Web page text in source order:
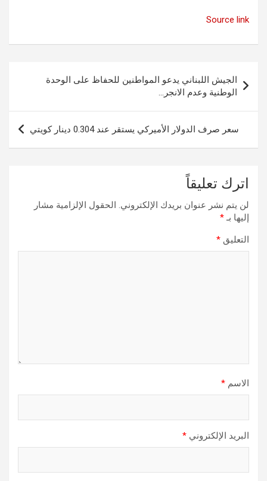
Source link
المقالات
الجيش اللبناني يدعو المواطنين للحفاظ على الوحدة
الوطنية وعدم الانجر…
سعر صرف الدولار الأميركي يستقر عند 0.304 دينار كويتي
اترك تعليقاً
لن يتم نشر عنوان بريدك الإلكتروني. الحقول الإلزامية مشار
إليها بـ*
التعليق *
الاسم *
البريد الإلكتروني *